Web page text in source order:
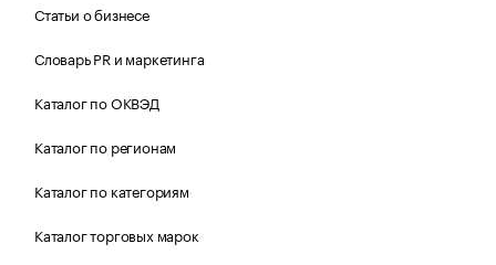
Статьи о бизнесе
Словарь PR и маркетинга
Каталог по ОКВЭД
Каталог по регионам
Каталог по категориям
Каталог торговых марок